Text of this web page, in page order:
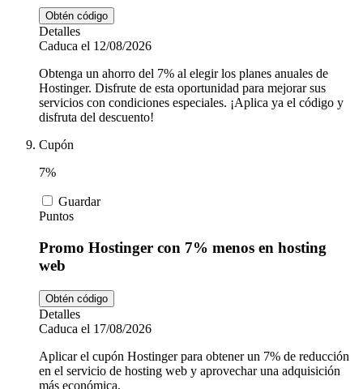
Obtén código
Detalles
Caduca el 12/08/2026
Obtenga un ahorro del 7% al elegir los planes anuales de
Hostinger. Disfrute de esta oportunidad para mejorar sus
servicios con condiciones especiales. ¡Aplica ya el código y
disfruta del descuento!
Cupón
7%
Guardar
Puntos
Promo Hostinger con 7% menos en hosting
web
Obtén código
Detalles
Caduca el 17/08/2026
Aplicar el cupón Hostinger para obtener un 7% de reducción
en el servicio de hosting web y aprovechar una adquisición
más económica.